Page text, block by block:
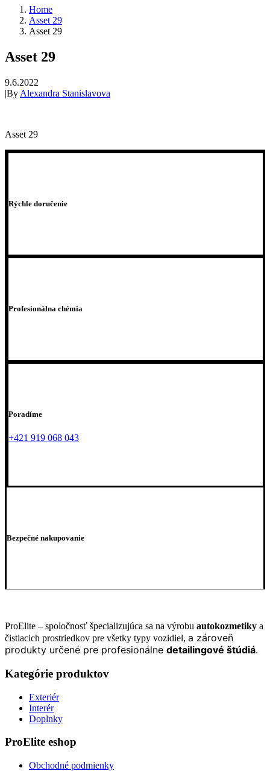
Home
Asset 29
Asset 29
Asset 29
9.6.2022
|By Alexandra Stanislavova
Asset 29
Rýchle doručenie
Profesionálna chémia
Poradíme
+421 919 068 043
Bezpečné nakupovanie
ProElite – spoločnosť špecializujúca sa na výrobu autokozmetiky a
čistiacich prostriedkov pre všetky typy vozidiel, a zároveň
produkty určené pre profesionálne detailingové štúdiá.
Kategórie produktov
Exteriér
Interér
Doplnky
ProElite eshop
Obchodné podmienky